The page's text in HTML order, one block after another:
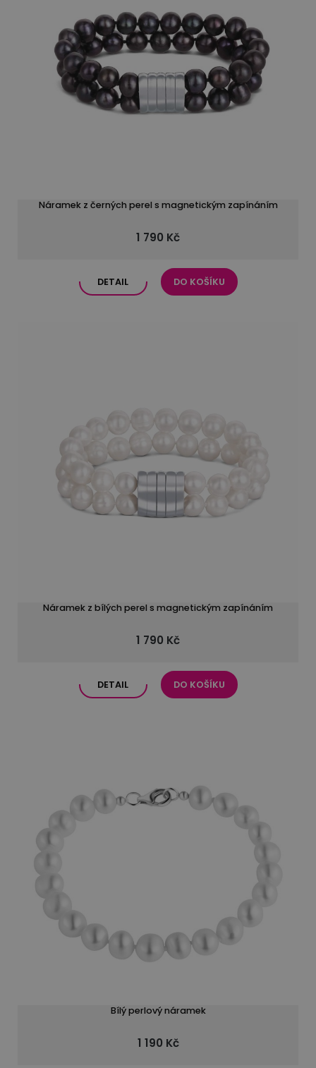
Náramek z černých perel s magnetickým zapínáním
1 790 Kč
DETAIL DO KOŠÍKU
Náramek z bílých perel s magnetickým zapínáním
1 790 Kč
DETAIL DO KOŠÍKU
Bílý perlový náramek
1 190 Kč